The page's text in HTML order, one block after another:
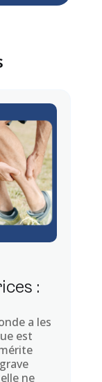
:
a les
est
ne